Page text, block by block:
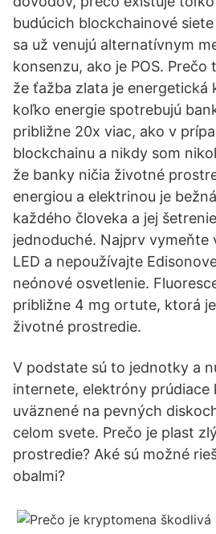
budúcich blockchainové
sa už venujú alternatívnym
konsenzu, ako je POS. Prečo
že ťažba zlata je energetická
koľko energie spotrebujú
približne 20x viac, ako v
blockchainu a nikdy som
že banky ničia životné
energiou a elektrinou je
každého človeka a jej
jednoduché. Najprv vymeňte
LED a nepoužívajte
neónové osvetlenie.
približne 4 mg ortute, ktorá
životné prostredie.
V podstate sú to jednotky a
internete, elektróny prúdiace
uväznené na pevných
celom svete. Prečo je plast
prostredie? Aké sú možné
obalmi?